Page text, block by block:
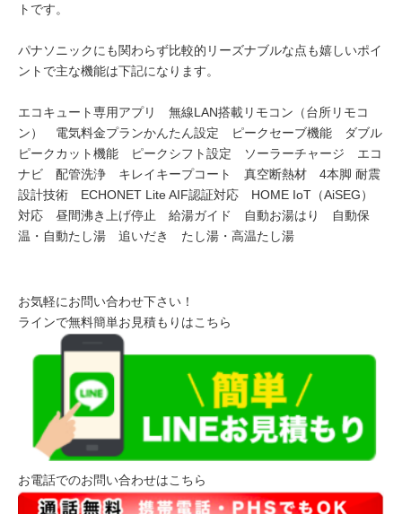
トです。
パナソニックにも関わらず比較的リーズナブルな点も嬉しいポイ
ントで主な機能は下記になります。
エコキュート専用アプリ 無線LAN搭載リモコン（台所リモコ
ン） 電気料金プランかんたん設定 ピークセーブ機能 ダブル
ピークカット機能 ピークシフト設定 ソーラーチャージ エコ
ナビ 配管洗浄 キレイキープコート 真空断熱材 4本脚 耐震
設計技術 ECHONET Lite AIF認証対応 HOME IoT（AiSEG）
対応 昼間沸き上げ停止 給湯ガイド 自動お湯はり 自動保
温・自動たし湯 追いだき たし湯・高温たし湯
お気軽にお問い合わせ下さい！
ラインで無料簡単お見積もりはこちら
お電話でのお問い合わせはこちら